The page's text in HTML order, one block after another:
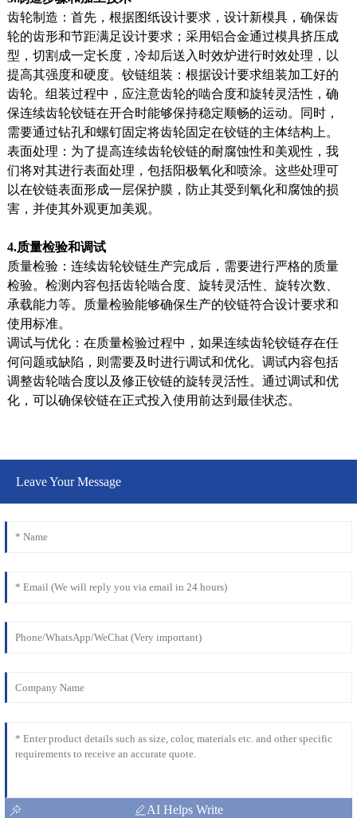
齿轮制造：首先，根据图纸设计要求，设计新模具，确保齿
轮的齿形和节距满足设计要求；采用铝合金通过模具挤压成
型，切割成一定长度，冷却后送入时效炉进行时效处理，以
提高其强度和硬度。铰链组装：根据设计要求组装加工好的
齿轮。组装过程中，应注意齿轮的啮合度和旋转灵活性，确
保连续齿轮铰链在开合时能够保持稳定顺畅的运动。同时，
需要通过钻孔和螺钉固定将齿轮固定在铰链的主体结构上。
表面处理：为了提高连续齿轮铰链的耐腐蚀性和美观性，我
们将对其进行表面处理，包括阳极氧化和喷涂。这些处理可
以在铰链表面形成一层保护膜，防止其受到氧化和腐蚀的损
害，并使其外观更加美观。
4.质量检验和调试
质量检验：连续齿轮铰链生产完成后，需要进行严格的质量
检验。检测内容包括齿轮啮合度、旋转灵活性、旋转次数、
承载能力等。质量检验能够确保生产的铰链符合设计要求和
使用标准。
调试与优化：在质量检验过程中，如果连续齿轮铰链存在任
何问题或缺陷，则需要及时进行调试和优化。调试内容包括
调整齿轮啮合度以及修正铰链的旋转灵活性。通过调试和优
化，可以确保铰链在正式投入使用前达到最佳状态。
Leave Your Message
AI Helps Write